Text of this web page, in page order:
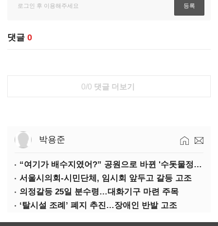
댓글 0
0/0 댓글 더보기
박용준
“여기가 배수지였어?” 공원으로 바뀐 '수돗물정거장'
서울시의회-시민단체, 임시회 앞두고 갈등 고조
의정갈등 25일 분수령…대화기구 마련 주목
‘탈시설 조례’ 폐지 추진…장애인 반발 고조